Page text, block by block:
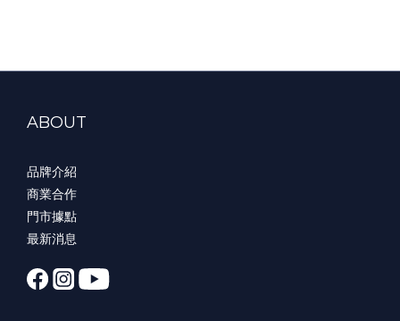
ABOUT
品牌介紹
商業合作
門市據點
最新消息